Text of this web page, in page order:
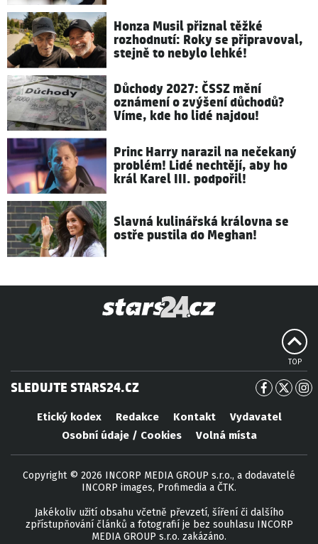
Honza Musil přiznal těžké
rozhodnutí: Roky se připravoval,
stejně to nebylo lehké!
Důchody 2027: ČSSZ mění
oznámení o zvýšení důchodů?
Víme, kde ho lidé najdou!
Princ Harry narazil na nečekaný
problém! Lidé nechtějí, aby ho
král Karel III. podpořil!
Slavná kulinářská královna se
ostře pustila do Meghan!
TOP
SLEDUJTE STARS24.CZ
Etický kodex Redakce Kontakt
Vydavatel
Osobní údaje / Cookies
Volná místa
Copyright © 2026 INCORP MEDIA GROUP s.r.o., a dodavatelé
INCORP images, Profimedia a ČTK.
Jakékoliv užití obsahu včetně převzetí, šíření či dalšího
zpřístupňování článků a fotografií je bez souhlasu INCORP
MEDIA GROUP s.r.o. zakázáno.